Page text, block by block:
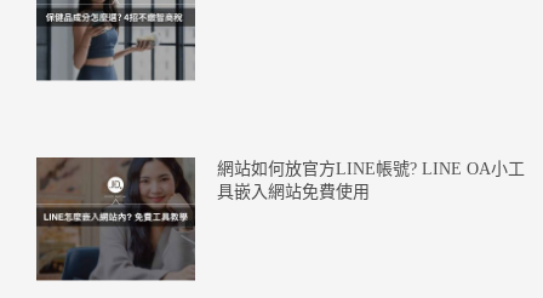
網站如何放官方LINE帳號? LINE OA小工
具嵌入網站免費使用